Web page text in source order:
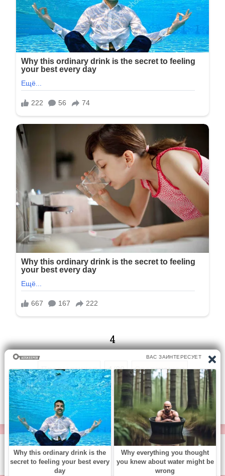
4
Предыдущая 4/80 Следующая
Перейти на страницу:
© https://vse-knigi.org